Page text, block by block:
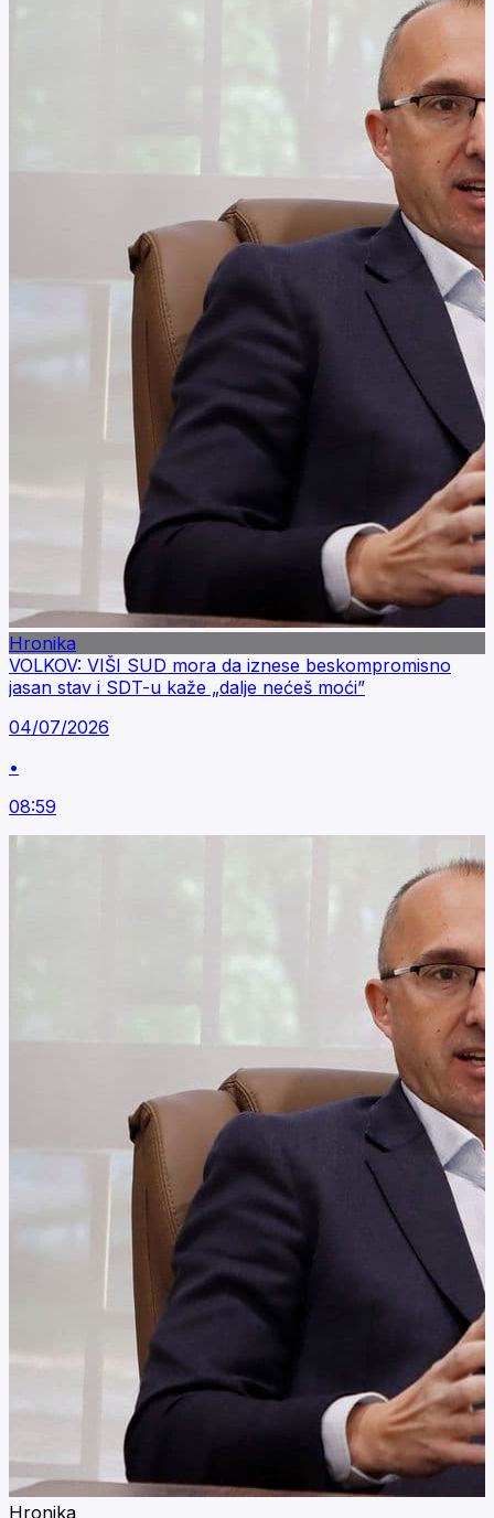
Hronika
VOLKOV: VIŠI SUD mora da iznese beskompromisno
jasan stav i SDT-u kaže „dalje nećeš moći”
04/07/2026
•
08:59
Hronika